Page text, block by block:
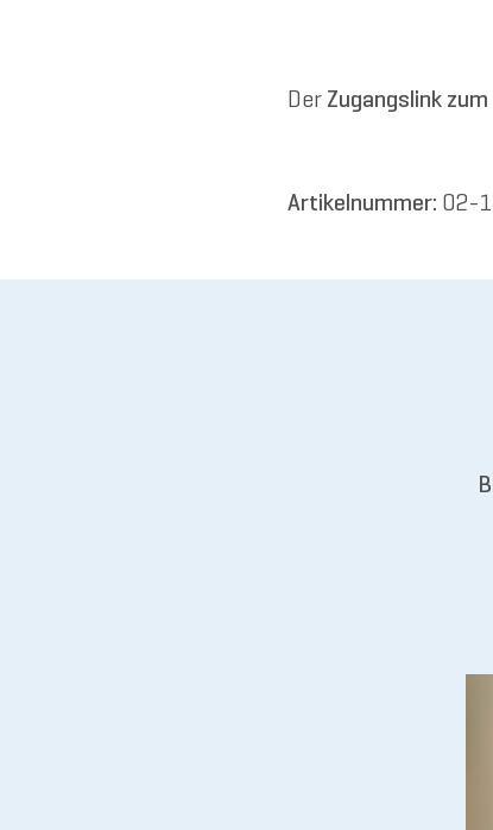
Der Zugangslink
Artikelnummer: 02-